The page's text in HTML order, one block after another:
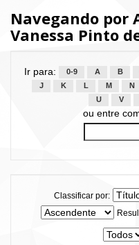
Navegando por
Vanessa Pinto
Ir para: 0-9 A B
J
K L M N
U
V
ou entre
Classificar por: